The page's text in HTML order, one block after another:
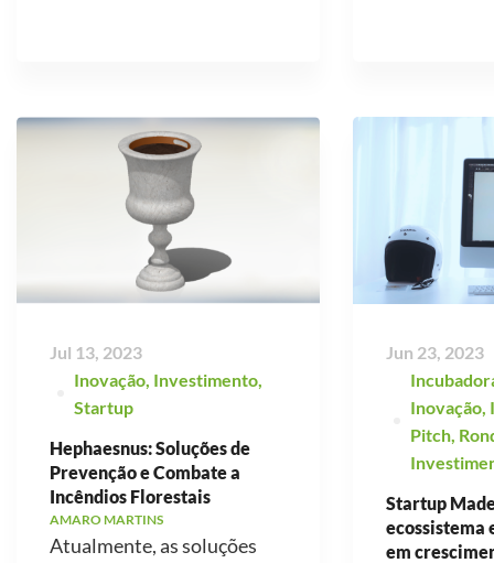
Jul 13, 2023
Inovação, Investimento,
Startup
Hephaesnus: Soluções de
Prevenção e Combate a
Incêndios Florestais
AMARO MARTINS
Atualmente, as soluções
Jun 23, 2023
Inovação,
Pitch,
Startup
ecossistema
em